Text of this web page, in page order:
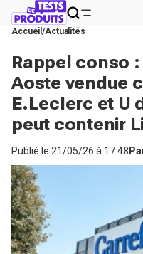
Accueil Actualités
Rappel conso
Aoste vendue
E.Leclerc et U
peut contenir
Publié le 21/05/26 à 17:48